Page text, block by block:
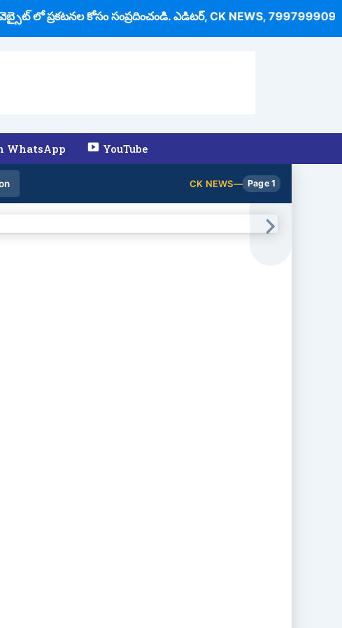
లో ప్రకటనల కోసం సంప్రదించండి. ఎడిటర్, CK NEWS,7997999099,
WhatsApp YouTube
CK NEWS— Page 1